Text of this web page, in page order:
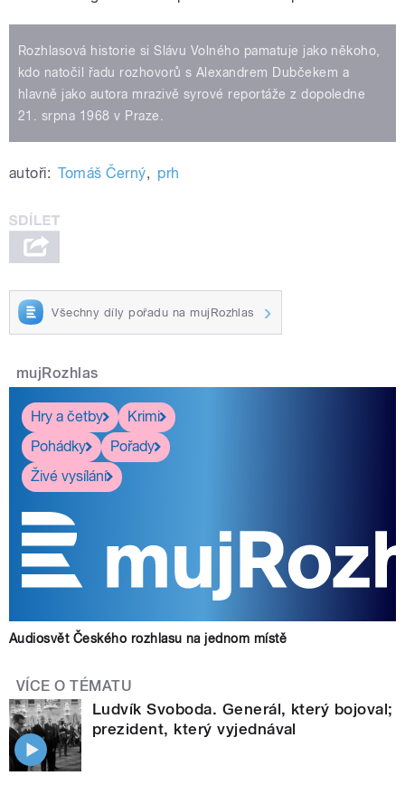
Rozhlasová historie si Slávu Volného pamatuje jako někoho,
kdo natočil řadu rozhovorů s Alexandrem Dubčekem a
hlavně jako autora mrazivě syrové reportáže z dopoledne
21. srpna 1968 v Praze.
autoři: Tomáš Černý, prh
Všechny díly pořadu na mujRozhlas
mujRozhlas
Hry a četby
Krimi
Pohádky
Pořady
Živé vysílání
Audiosvět Českého rozhlasu na jednom místě
VÍCE O TÉMATU
Ludvík Svoboda. Generál, který bojoval;
prezident, který vyjednával